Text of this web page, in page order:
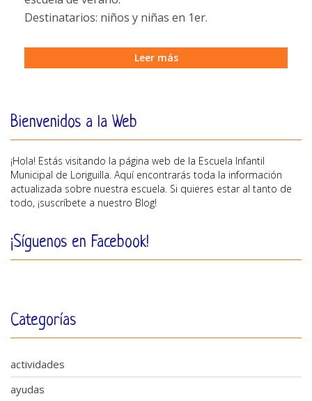
Destinatarios: niños y niñas en 1er.
Leer más
Bienvenidos a la Web
¡Hola! Estás visitando la página web de la Escuela Infantil
Municipal de Loriguilla. Aquí encontrarás toda la información
actualizada sobre nuestra escuela. Si quieres estar al tanto de
todo, ¡suscríbete a nuestro Blog!
¡Síguenos en Facebook!
Categorías
actividades
ayudas